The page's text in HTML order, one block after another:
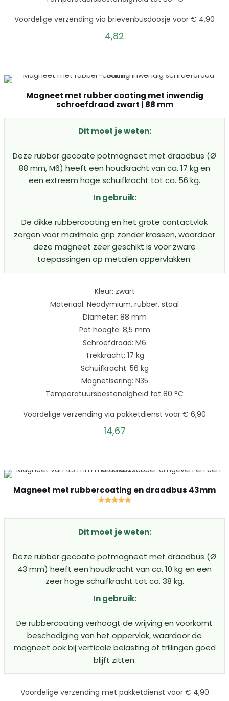
Voordelige verzending via brievenbusdoosje voor € 4,90
4,82
Magneet met rubber coating met inwendig
schroefdraad zwart | 88 mm
Dit moet je weten:
Deze rubber gecoate potmagneet met draadbus (Ø
88 mm, M6) heeft een houdkracht van ca. 17 kg en
een extreem hoge schuifkracht tot ca. 56 kg.
In gebruik:
De dikke rubbercoating en het grote contactvlak
zorgen voor maximale grip zonder krassen, waardoor
deze magneet zeer geschikt is voor zware
toepassingen op metalen oppervlakken.
Kleur: zwart
Materiaal: Neodymium, rubber, staal
Diameter: 88 mm
Pot hoogte: 8,5 mm
Schroefdraad: M6
Trekkracht: 17 kg
Schuifkracht: 56 kg
Magnetisering: N35
Temperatuursbestendigheid tot 80 °C
Voordelige verzending via pakketdienst voor € 6,90
14,67
Magneet met rubbercoating en draadbus 43mm
uit 5
Dit moet je weten:
Deze rubber gecoate potmagneet met draadbus (Ø
43 mm) heeft een houdkracht van ca. 10 kg en een
zeer hoge schuifkracht tot ca. 38 kg.
In gebruik:
De rubbercoating verhoogt de wrijving en voorkomt
beschadiging van het oppervlak, waardoor de
magneet ook bij verticale belasting of trillingen goed
blijft zitten.
Voordelige verzending met pakketdienst voor € 4,90